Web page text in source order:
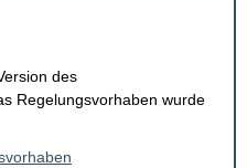
des
Regelungsvorhaben wurde